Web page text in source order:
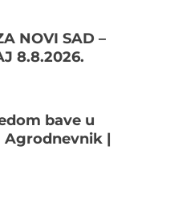
NOVI SAD –
8.8.2026.
bave u
Agrodnevnik |